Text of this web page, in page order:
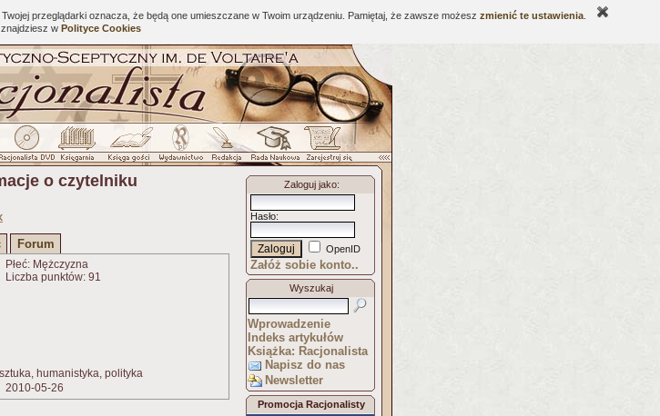
przeglądarki oznacza, że będą one umieszczane w Twoim urządzeniu. Pamiętaj, że zawsze możesz zmienić te ustawienia
znajdziesz w Polityce Cookies
o czytelniku
Forum
Płeć: Mężczyzna
Liczba punktów: 91
humanistyka, polityka
2010-05-26
Zaloguj jako:
Hasło:
OpenID
Załóż sobie konto..
Wyszukaj
Wprowadzenie
Indeks artykułów
Książka: Racjonalista
Napisz do nas
Newsletter
Promocja Racjonalisty